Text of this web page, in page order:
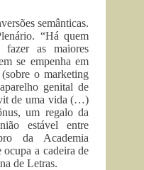
semânticas.
“Há quem
fazer as maiores
se empenha em
o marketing
genital de
de uma vida (…)
um regalo da
estável entre
da Academia
a cadeira de
de Letras.